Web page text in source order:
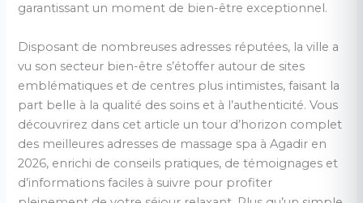
garantissant un moment de bien-être exceptionnel.
Disposant de nombreuses adresses réputées, la ville a
vu son secteur bien-être s’étoffer autour de sites
emblématiques et de centres plus intimistes, faisant la
part belle à la qualité des soins et à l’authenticité. Vous
découvrirez dans cet article un tour d’horizon complet
des meilleures adresses de massage spa à Agadir en
2026, enrichi de conseils pratiques, de témoignages et
d’informations faciles à suivre pour profiter